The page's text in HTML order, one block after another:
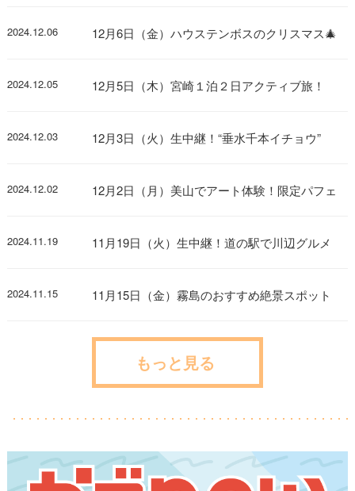
2024.12.06 12月6日（金）ハウステンボスのクリスマス🎄
2024.12.05 12月5日（木）宮崎１泊２日アクティブ旅！
2024.12.03 12月3日（火）生中継！“垂水千本イチョウ”
2024.12.02 12月2日（月）美山でアート体験！限定パフェ
2024.11.19 11月19日（火）生中継！道の駅で川辺グルメ
2024.11.15 11月15日（金）霧島のおすすめ絶景スポット
もっと見る